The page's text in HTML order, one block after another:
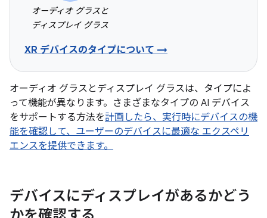
オーディオ グラスと
ディスプレイ グラス
XR デバイスのタイプについて →
オーディオ グラスとディスプレイ グラスは、タイプによ
って機能が異なります。さまざまなタイプの AI デバイス
をサポートする方法を計画したら、実行時にデバイスの機
能を確認して、ユーザーのデバイスに最適な エクスペリ
エンスを提供できます。
デバイスにディスプレイがあるかどう